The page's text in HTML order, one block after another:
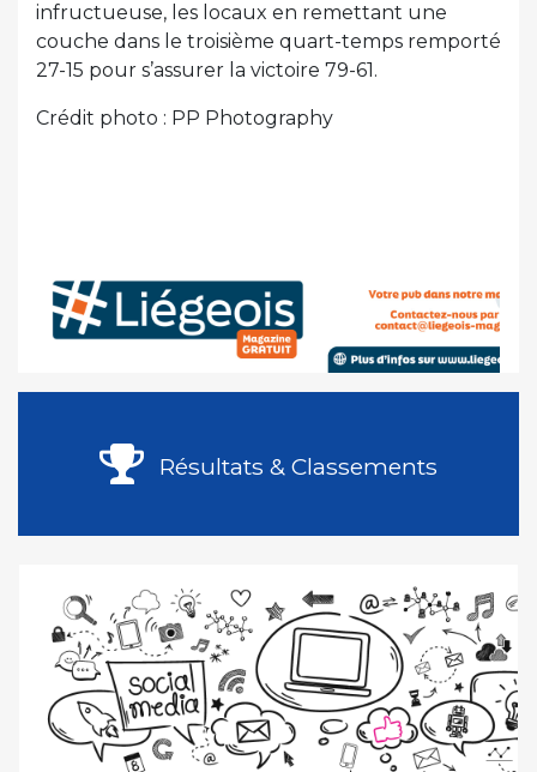
infructueuse, les locaux en remettant une
couche dans le troisième quart-temps remporté
27-15 pour s’assurer la victoire 79-61.
Crédit photo : PP Photography
Résultats & Classements